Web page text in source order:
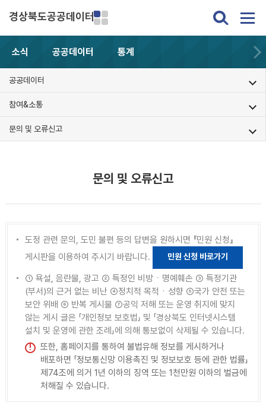
경상북도공공데이터
소식 공공데이터 통계
공공데이터
참여&소통
문의 및 오류신고
문의 및 오류신고
도정 관련 문의, 도민 불편 등의 답변을 원하시면 『민원 신청』
게시판을 이용하여 주시기 바랍니다.
민원 신청 바로가기
① 욕설, 음란물, 광고 ② 특정인 비방ㆍ명예훼손 ③ 특정기관
(부서)의 근거 없는 비난 ④정치적 목적ㆍ성향 ⑤국가 안전 또는
보안 위배 ⑥ 반복 게시물 ⑦공익 저해 또는 운영 취지에 맞지
않는 게시 글은 「개인정보 보호법」 및 「경상북도 인터넷시스템
설치 및 운영에 관한 조례」에 의해 통보없이 삭제될 수 있습니다.
또한, 홈페이지를 통하여 불법유해 정보를 게시하거나
배포하면 「정보통신망 이용촉진 및 정보보호 등에 관한 법률」
제74조에 의거 1년 이하의 징역 또는 1천만원 이하의 벌금에
처해질 수 있습니다.